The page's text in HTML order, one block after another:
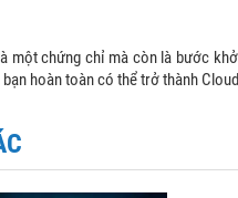
một chứng chỉ mà còn là bước
hoàn toàn có thể trở thành